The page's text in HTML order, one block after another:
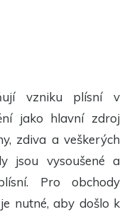
vzniku plísní v
jako hlavní zdroj
zdiva a veškerých
jsou vysoušené a
Pro obchody
nutné, aby došlo k